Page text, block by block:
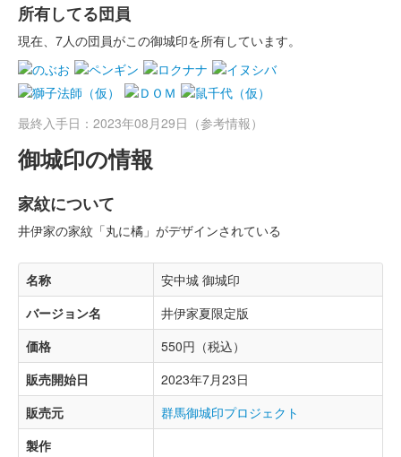
所有してる団員
現在、7人の団員がこの御城印を所有しています。
最終入手日：2023年08月29日（参考情報）
御城印の情報
家紋について
井伊家の家紋「丸に橘」がデザインされている
名称
安中城 御城印
バージョン名
井伊家夏限定版
価格
550円（税込）
販売開始日
2023年7月23日
販売元
群馬御城印プロジェクト
製作